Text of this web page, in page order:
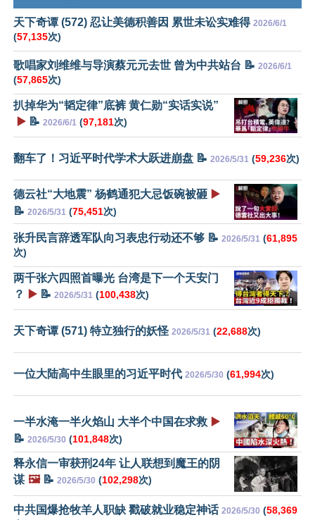
天下奇谭 (572) 忍让美德积善因 累世未讼实难得 2026/6/1
(57,135次)
歌唱家刘维维与导演蔡元元去世 曾为中共站台 📝 2026/6/1
(57,865次)
扒掉华为“韬定律”底裤 黄仁勋“实话实说”
▶️ 📝 2026/6/1 (97,181次)
翻车了！习近平时代学术大跃进崩盘 📝 2026/5/31 (59,236次)
德云社“大地震” 杨鹤通犯大忌饭碗被砸 ▶️
📝 2026/5/31 (75,451次)
张升民言辞透军队向习表忠行动还不够 📝 2026/5/31 (61,895
次)
两千张六四照首曝光 台湾是下一个天安门
？
▶️ 📝 2026/5/31 (100,438次)
天下奇谭 (571) 特立独行的妖怪 2026/5/31 (22,688次)
一位大陆高中生眼里的习近平时代 2026/5/30 (61,994次)
一半水淹一半火焰山 大半个中国在求救 ▶️
📝 2026/5/30 (101,848次)
释永信一审获刑24年 让人联想到魔王的阴
谋 🖼️📝 2026/5/30 (102,298次)
中共国爆抢牧羊人职缺 戳破就业稳定神话 2026/5/30 (58,369